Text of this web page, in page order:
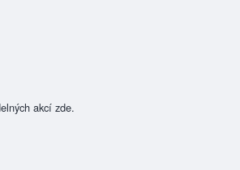
akcí zde.